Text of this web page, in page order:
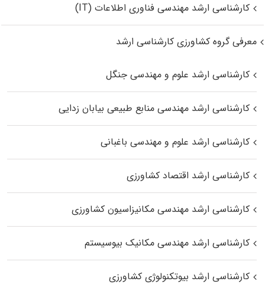
کارشناسی ارشد مهندسی فناوری اطلاعات (IT)
معرفی گروه کشاورزی کارشناسی ارشد
کارشناسی ارشد علوم و مهندسی جنگل
کارشناسی ارشد مهندسی منابع طبیعی بیابان زدایی
کارشناسی ارشد علوم و مهندسی باغبانی
کارشناسی ارشد اقتصاد کشاورزی
کارشناسی ارشد مهندسی مکانیزاسیون کشاورزی
کارشناسی ارشد مهندسی مکانیک بیوسیستم
کارشناسی ارشد بیوتکنولوژی کشاورزی